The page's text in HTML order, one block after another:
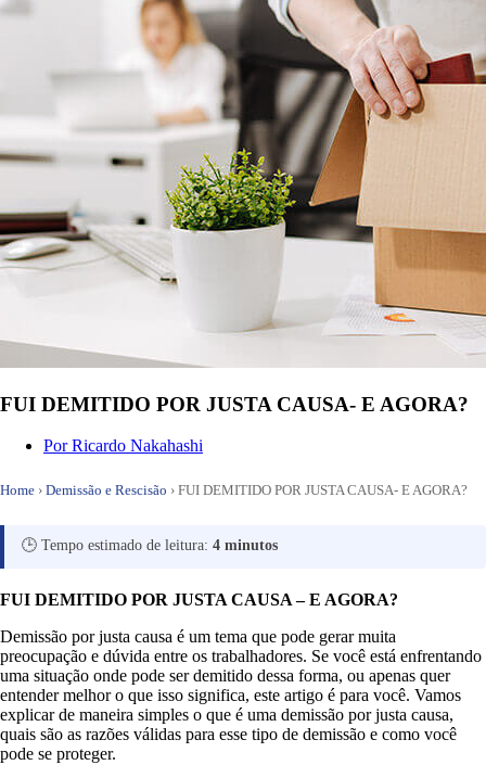
FUI DEMITIDO POR JUSTA CAUSA- E AGORA?
PorRicardo Nakahashi
Home › Demissão e Rescisão › FUI DEMITIDO POR JUSTA CAUSA- E AGORA?
🕒 Tempo estimado de leitura: 4 minutos
FUI DEMITIDO POR JUSTA CAUSA – E AGORA?
Demissão por justa causa é um tema que pode gerar muita
preocupação e dúvida entre os trabalhadores. Se você está enfrentando
uma situação onde pode ser demitido dessa forma, ou apenas quer
entender melhor o que isso significa, este artigo é para você. Vamos
explicar de maneira simples o que é uma demissão por justa causa,
quais são as razões válidas para esse tipo de demissão e como você
pode se proteger.